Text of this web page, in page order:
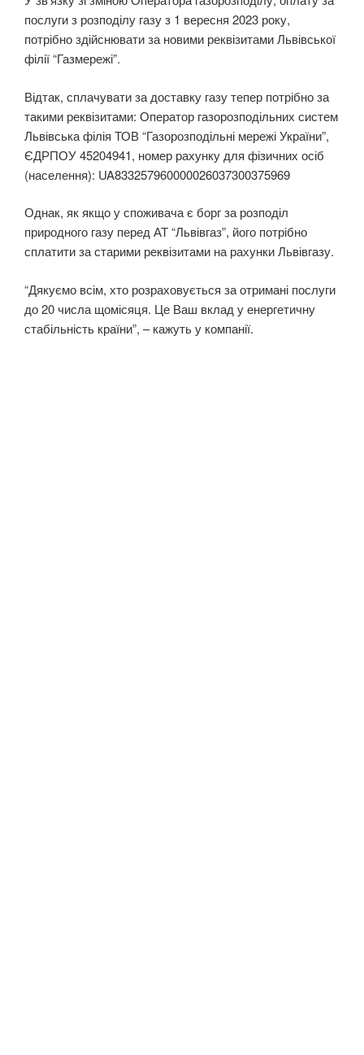
послуги з розподілу газу з 1 вересня 2023 року,
потрібно здійснювати за новими реквізитами Львівської
філії “Газмережі”.
Відтак, сплачувати за доставку газу тепер потрібно за
такими реквізитами: Оператор газорозподільних систем
Львівська філія ТОВ “Газорозподільні мережі України”,
ЄДРПОУ 45204941, номер рахунку для фізичних осіб
(населення): UA833257960000026037300375969
Однак, як якщо у споживача є борг за розподіл
природного газу перед АТ “Львівгаз”, його потрібно
сплатити за старими реквізитами на рахунки Львівгазу.
“Дякуємо всім, хто розраховується за отримані послуги
до 20 числа щомісяця. Це Ваш вклад у енергетичну
стабільність країни”, – кажуть у компанії.